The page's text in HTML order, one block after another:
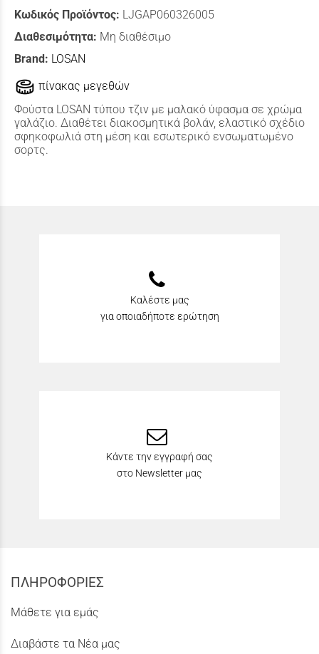
Κωδικός Προϊόντος: LJGAP060326005
Διαθεσιμότητα: Μη διαθέσιμο
Brand: LOSAN
πίνακας μεγεθών
Φούστα LOSAN τύπου τζιν με μαλακό ύφασμα σε χρώμα
γαλάζιο. Διαθέτει διακοσμητικά βολάν, ελαστικό σχέδιο
σφηκοφωλιά στη μέση και εσωτερικό ενσωματωμένο
σορτς.
Καλέστε μας
για οποιαδήποτε ερώτηση
Κάντε την εγγραφή σας
στο Newsletter μας
ΠΛΗΡΟΦΟΡΙΕΣ
Μάθετε για εμάς
Διαβάστε τα Νέα μας